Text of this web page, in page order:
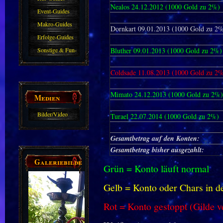
Event-Guides
Makro-Guides
Erfolge-Guides
Sonstige & Fun-
Guides
Medien
Bilder/Video
Galeriebilder
Nealos 24.12.2012 (1000 Gold zu 2%)
Dornkart 09.01.2013 (1000 Gold zu
Bluther 09.01.2013 (1000 Gold zu 2%)
Coldsade 11.08.2013 (1000 Gold zu
Mimato 24.12.2013 (1000 Gold zu 2%)
Turael 22.07.2014 (1000 Gold zu 2%)
Gesamtbetrag auf den Konten:
Gesamtbetrag bisher ausgezahlt:
Grün = Konto läuft normal
Gelb = Konto oder Chars in
Rot = Konto gestoppt (Gilde